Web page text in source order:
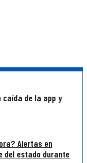
caída de la app y
Alertas en
del estado durante